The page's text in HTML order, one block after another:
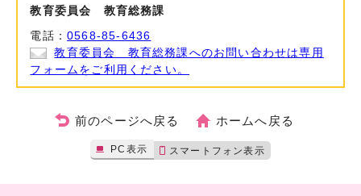
教育委員会 教育総務課
電話：0568-85-6436
教育委員会 教育総務課へのお問い合わせは専用
フォームをご利用ください。
前のページへ戻る ホームへ戻る
PC表示 スマートフォン表示